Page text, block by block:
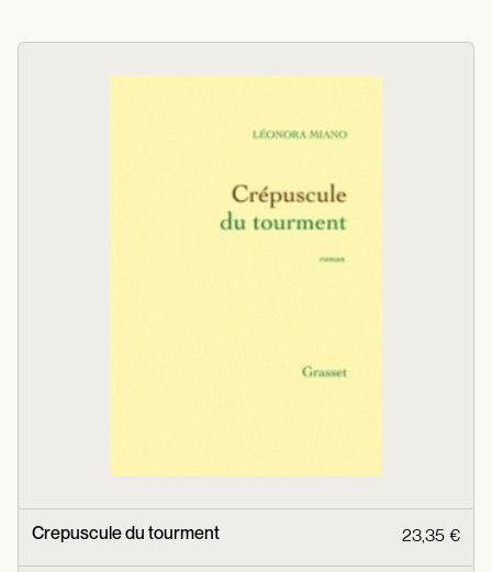
Crepuscule du tourment 23,35 €